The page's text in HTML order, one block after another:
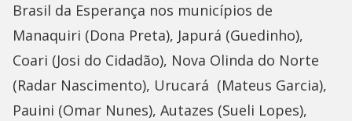
Brasil da Esperança nos municípios de
Manaquiri (Dona Preta), Japurá (Guedinho),
Coari (Josi do Cidadão), Nova Olinda do Norte
(Radar Nascimento), Urucará (Mateus Garcia),
Pauini (Omar Nunes), Autazes (Sueli Lopes),